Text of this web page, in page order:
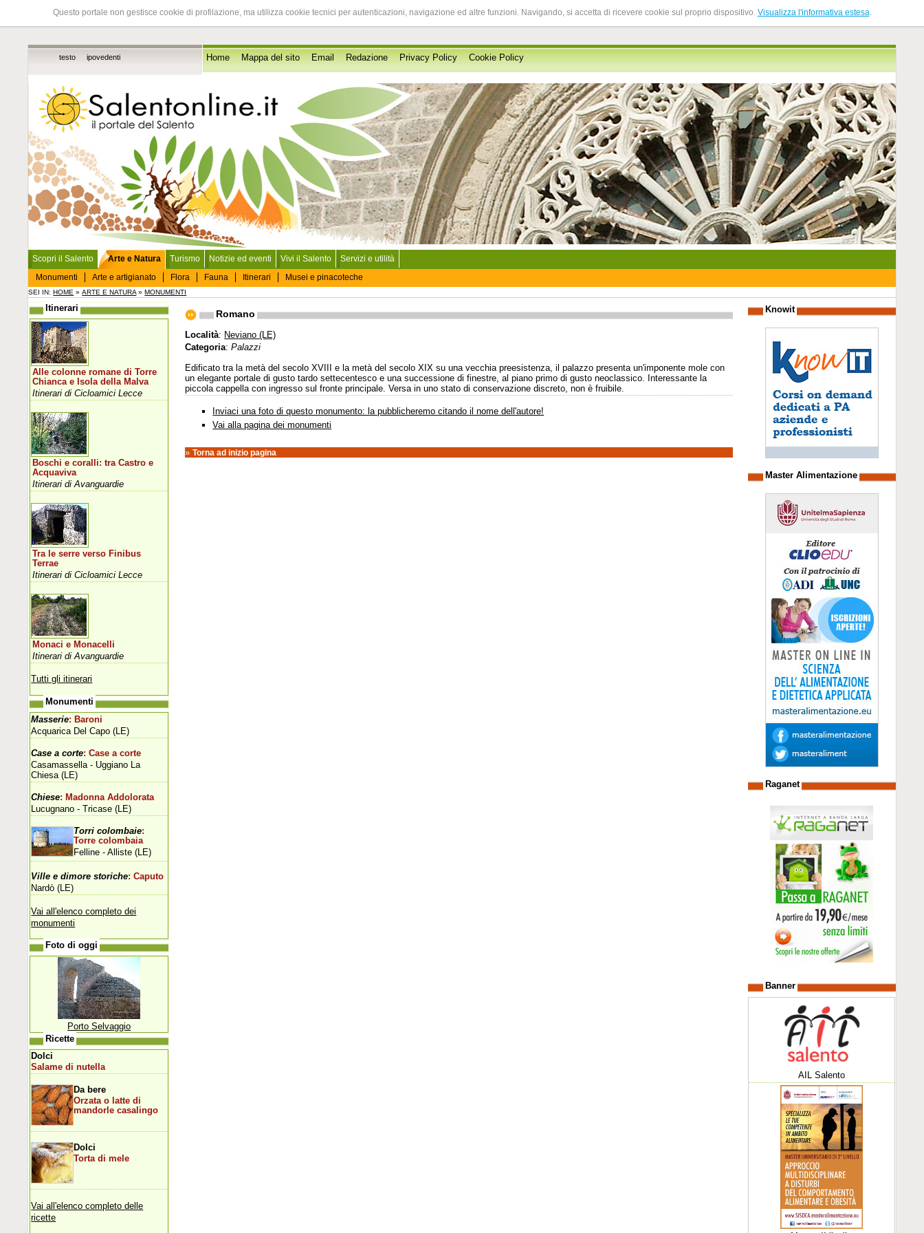
Questo portale non gestisce cookie di profilazione, ma utilizza cookie tecnici per autenticazioni, navigazione ed altre funzioni. Navigando, si accetta di ricevere cookie sul proprio dispositivo. Visualizza l'informativa estesa.
testo ipovedenti Home Mappa del sito Email Redazione Privacy Policy Cookie Policy
Scopri il Salento
Arte e Natura
Monumenti
Arte e artigianato Flora Fauna Itinerari Musei e pinacoteche
Turismo Notizie ed eventi Vivi il Salento Servizi e utilità
SEI IN:HOME »ARTE E NATURA »MONUMENTI
Romano
Località: Neviano (LE)
Categoria:Palazzi
Edificato tra la metà del secolo XVIII e la metà del secolo XIX su una vecchia preesistenza, il palazzo presenta un'imponente mole con
un elegante portale di gusto tardo settecentesco e una successione di finestre, al piano primo di gusto neoclassico. Interessante la
piccola cappella con ingresso sul fronte principale. Versa in uno stato di conservazione discreto, non è fruibile.
Inviaci una foto di questo monumento: la pubblicheremo citando il nome dell'autore!
Vai alla pagina dei monumenti
»Torna ad inizio pagina
Itinerari
Alle colonne romane di Torre
Chianca e Isola della Malva
Itinerari di Cicloamici Lecce
Boschi e coralli: tra Castro e
Acquaviva
Itinerari di Avanguardie
Tra le serre verso Finibus
Terrae
Itinerari di Cicloamici Lecce
Monaci e Monacelli
Itinerari di Avanguardie
Tutti gli itinerari
Monumenti
Masserie: Baroni
Acquarica Del Capo (LE)
Case a corte: Case a corte
Casamassella - Uggiano La
Chiesa (LE)
Chiese: Madonna Addolorata
Lucugnano - Tricase (LE)
Torri colombaie:
Torre colombaia
Felline - Alliste (LE)
Ville e dimore storiche: Caputo
Nardò (LE)
Vai all'elenco completo dei
monumenti
Foto di oggi
Porto Selvaggio
Ricette
Dolci
Salame di nutella
Da bere
Orzata o latte di
mandorle casalingo
Dolci
Torta di mele
Vai all'elenco completo delle
ricette
Knowit
Master Alimentazione
Raganet
Banner
AIL Salento